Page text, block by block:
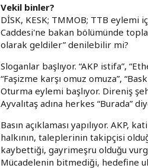
Vekil binler?
DİSK, KESK; TMMOB; TTB
Caddesi'ne bakan bölümünde
olarak geldiler” denilebilir mi?
Sloganlar başlıyor. “AKP istifa”,
“Faşizme karşı omuz omuza”,
Oturma eylemi başlıyor. Direniş
Ayvalıtaş adına herkes “Burada”
Basın açıklaması yapılıyor.
halkının, taleplerinin takipçisi
kaybettiği, gayrimeşru olduğu
Mücadelenin bitmediği, hedefine